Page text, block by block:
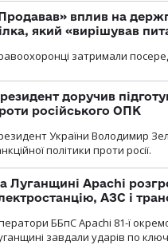
вплив на
який «вирішував
затримали
доручив
російського ОПК
України Володимир
політики проти росії.
Луганщині Apachi
АЗС і
ББпС Apachi 81-ї
завдали ударів по